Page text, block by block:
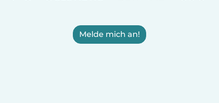
Melde mich an!